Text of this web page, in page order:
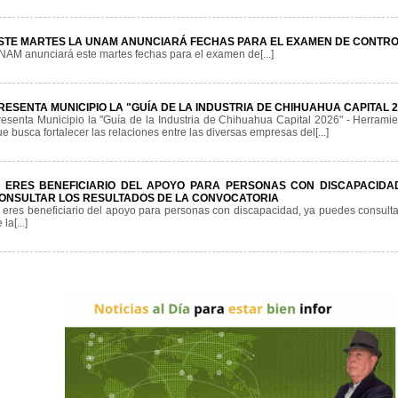
MARTES LA UNAM ANUNCIARÁ FECHAS PARA EL EXAMEN DE
anunciará este martes fechas para el examen de[...]
MUNICIPIO LA "GUÍA DE LA INDUSTRIA DE CHIHUAHUA CAPITAL
Municipio la "Guía de la Industria de Chihuahua Capital 2026" -
busca fortalecer las relaciones entre las diversas empresas del[...]
ERES BENEFICIARIO DEL APOYO PARA PERSONAS CON
LOS RESULTADOS DE LA CONVOCATORIA
eres beneficiario del apoyo para personas con discapacidad, ya puedes
la[...]